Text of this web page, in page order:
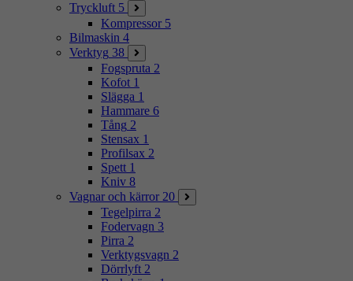
Tryckluft 5
Kompressor 5
Bilmaskin 4
Verktyg 38
Fogspruta 2
Kofot 1
Slägga 1
Hammare 6
Tång 2
Stensax 1
Profilsax 2
Spett 1
Kniv 8
Vagnar och kärror 20
Tegelpirra 2
Fodervagn 3
Pirra 2
Verktygsvagn 2
Dörrlyft 2